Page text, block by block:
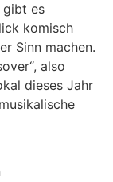
gibt es
komisch
Sinn machen.
also
dieses Jahr